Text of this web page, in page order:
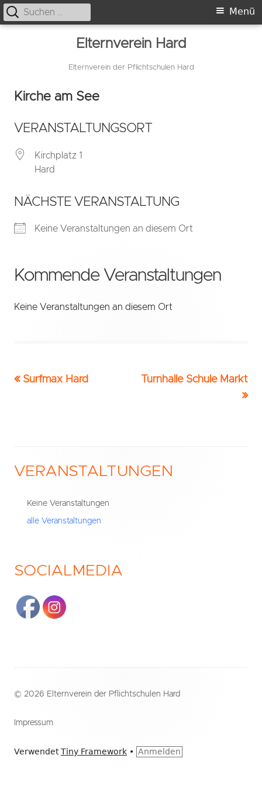
Elternverein Hard
Elternverein der Pflichtschulen Hard
Primäres
Menü
Suche
nach:
Kirche am See
VERANSTALTUNGSORT
Kirchplatz 1
Hard
NÄCHSTE VERANSTALTUNG
Keine Veranstaltungen an diesem Ort
Kommende Veranstaltungen
Keine Veranstaltungen an diesem Ort
Beitrags-
Vorheriger
Surfmax Hard
Nächster
Turnhalle Schule Markt
Haupt-
Seitenleiste
VERANSTALTUNGEN
Keine Veranstaltungen
alle Veranstaltungen
SOCIALMEDIA
Inhalt
© 2026 Elternverein der Pflichtschulen Hard
Impressum
VerwendetTiny Framework • Anmelden